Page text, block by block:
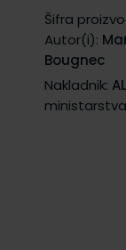
Šifra
Autor(i):
Bougnec
Nakladnik: